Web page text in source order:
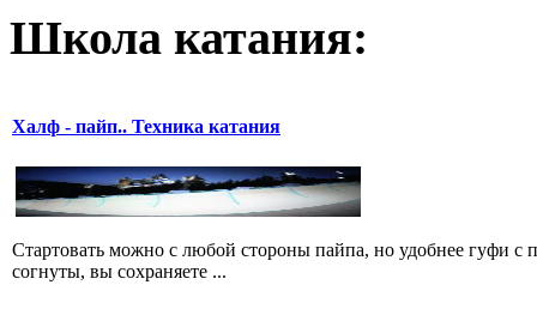
Школа катания:
Халф - пайп.. Техника катания
Стартовать можно с любой стороны пайпа, но удобнее гуфи с
согнуты, вы сохраняете ...